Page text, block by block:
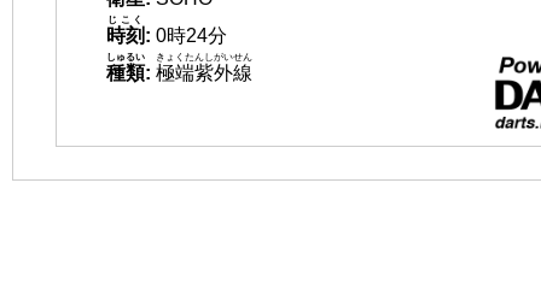
時刻
じこく
: 0時24分
種類
しゅるい
: 極端紫外線
きょくたんしがいせん